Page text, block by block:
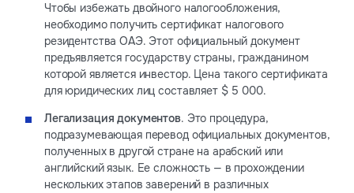
Чтобы избежать двойного налогообложения,
необходимо получить сертификат налогового
резидентства ОАЭ. Этот официальный документ
предъявляется государству страны, гражданином
которой является инвестор. Цена такого сертификата
для юридических лиц составляет $ 5 000.
Легализация документов. Это процедура,
подразумевающая перевод официальных документов,
полученных в другой стране на арабский или
английский язык. Ее сложность — в прохождении
нескольких этапов заверений в различных